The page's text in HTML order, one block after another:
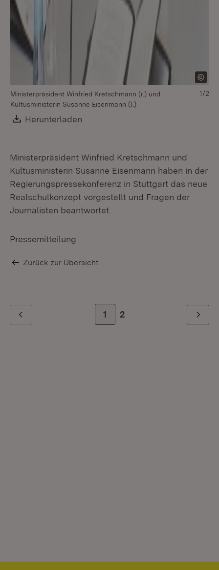
Ministerpräsident Winfried Kretschmann (r.) und
Kultusministerin Susanne Eisenmann (l.)
Download:
Herunterladen
1/2
Ministerpräsident Winfried Kretschmann und
Kultusministerin Susanne Eisenmann haben in der
Regierungspressekonferenz in Stuttgart das neue
Realschulkonzept vorgestellt und Fragen der
Journalisten beantwortet.
Pressemitteilung
Zurück zur Übersicht
Zur Seite
1 Zur letzten Seite
2 Weiter